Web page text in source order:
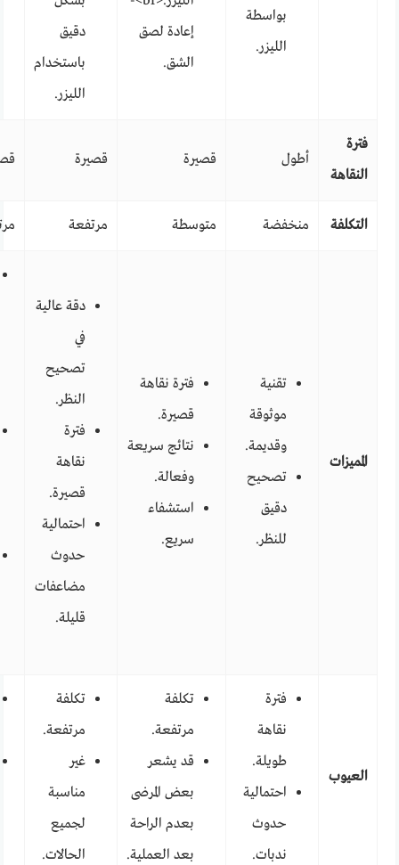
بواسطة
الليزر.
إعادة لصق
الشق.
دقيق
باستخدام
الليزر.
فترة
النقاهة
أطول قصيرة قصيرة
التكلفة منخفضة متوسطة مرتفعة
المميزات
تقنية
موثوقة
وقديمة.
تصحيح
دقيق
للنظر.
فترة نقاهة
قصيرة.
نتائج سريعة
وفعالة.
استشفاء
سريع.
دقة عالية
في
تصحيح
النظر.
فترة
نقاهة
قصيرة.
احتمالية
حدوث
مضاعفات
قليلة.
العيوب
فترة
نقاهة
طويلة.
احتمالية
حدوث
ندبات.
تكلفة
مرتفعة.
قد يشعر
بعض المرضى
بعدم الراحة
بعد العملية.
تكلفة
مرتفعة.
غير
مناسبة
لجميع
الحالات.